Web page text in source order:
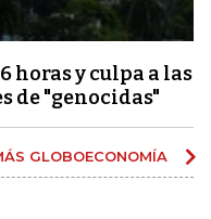
horas y culpa a las
de "genocidas"
GLOBOECONOMÍA